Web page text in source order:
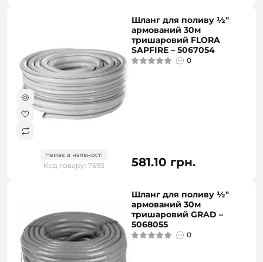
Немає в наявності
Код товару: 7593
Шланг для поливу ½"
армований 30м
тришаровий FLORA
SAPFIRE – 5067054
0
581.10 грн.
Шланг для поливу ½"
армований 30м
тришаровий GRAD –
5068055
0